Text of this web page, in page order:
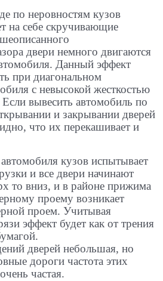
по неровностям кузов
на себе скручивающие
двери немного двигаются
Данный эффект
при диагональном
с невысокой жесткостью
вывесить автомобиль по
и закрывании дверей
что их перекашивает и
кузов испытывает
и все двери начинают
то вниз, и в районе прижима
проему возникает
проем. Учитывая
эффект будет как от трения
дверей небольшая, но
дороги частота этих
частая.